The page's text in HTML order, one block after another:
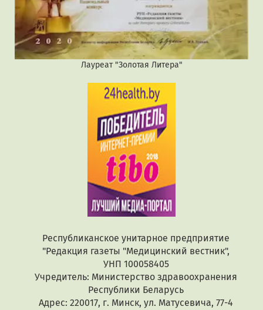
Лауреат "Золотая Литера"
Республиканское унитарное предприятие
"Редакция газеты "Медицинский вестник",
УНП 100058405
Учредитель: Министерство здравоохранения
Республики Беларусь
Адрес: 220017, г. Минск, ул. Матусевича, 77-4